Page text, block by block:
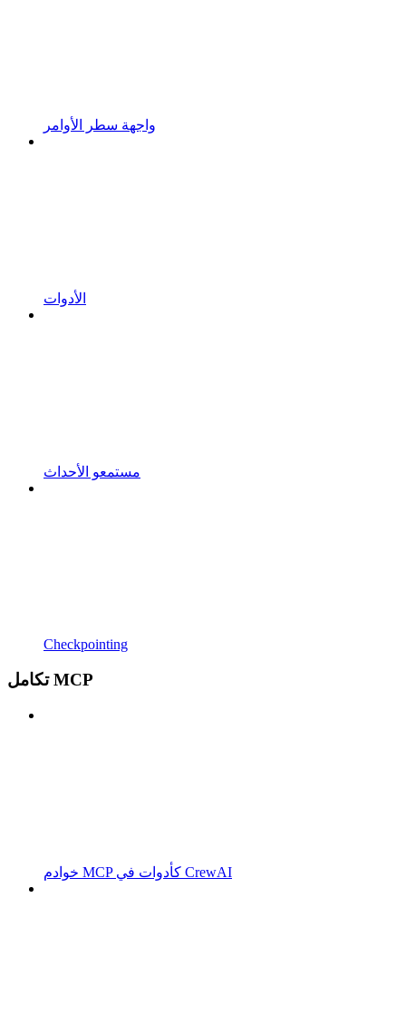
واجهة سطر الأوامر
الأدوات
مستمعو الأحداث
Checkpointing
تكامل MCP
خوادم MCP كأدوات في CrewAI